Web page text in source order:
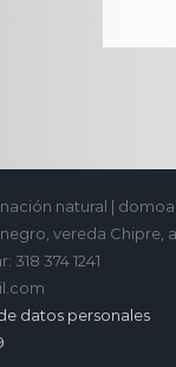
natural |
vereda Chipre,
318 374 1241
datos personales